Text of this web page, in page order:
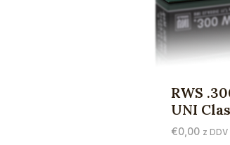
RWS
UNI
€0,00 z DDV